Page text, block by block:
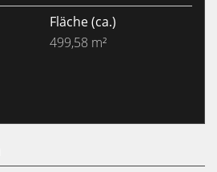
Fläche(ca.)
499,58 m²